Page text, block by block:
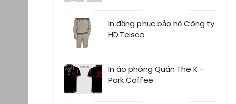
In đồng phục bảo hộ Công ty
HD.Teisco
In áo phông Quán The K -
Park Coffee